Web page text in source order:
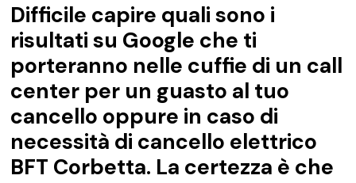
Difficile capire quali sono i
risultati su Google che ti
porteranno nelle cuffie di un call
center per un guasto al tuo
cancello oppure in caso di
necessità di cancello elettrico
BFT Corbetta. La certezza è che